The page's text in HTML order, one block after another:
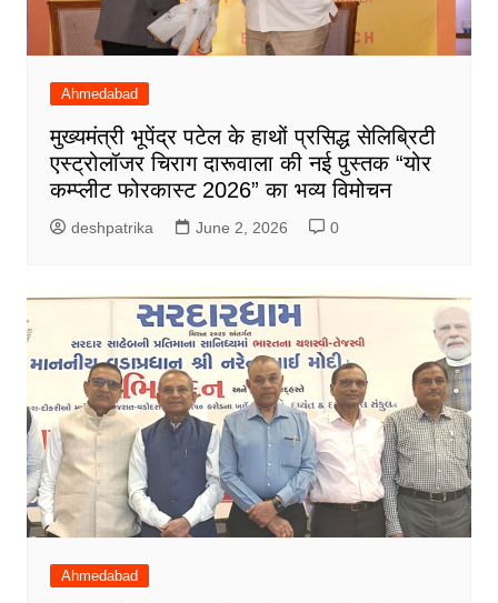
Ahmedabad
मुख्यमंत्री भूपेंद्र पटेल के हाथों प्रसिद्ध सेलिब्रिटी
एस्ट्रोलॉजर चिराग दारूवाला की नई पुस्तक “योर
कम्प्लीट फोरकास्ट 2026” का भव्य विमोचन
deshpatrika June 2, 2026 0
Ahmedabad